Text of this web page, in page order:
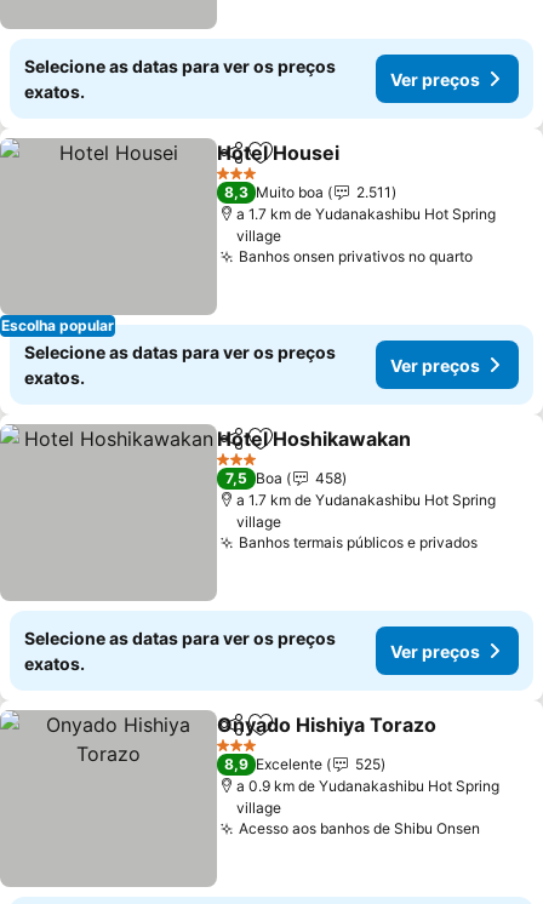
Selecione as datas para ver os preços
exatos.
Ver preços
Escolha popular
PartilharAdicionar aos favoritos
Hotel Housei
3 Estrelas
8,3 Muito boa
2.511
a 1.7 km de Yudanakashibu Hot Spring
village
Banhos onsen privativos no quartoVer
Selecione as datas para ver os preços
exatos.
Ver preços
PartilharAdicionar aos favoritos
Hotel Hoshikawakan
3 Estrelas
7,5 Boa
458
a 1.7 km de Yudanakashibu Hot Spring
village
Banhos termais públicos e privadosVer
Selecione as datas para ver os preços
exatos.
Ver preços
PartilharAdicionar aos favoritos
Onyado Hishiya Torazo
3 Estrelas
8,9 Excelente
525
a 0.9 km de Yudanakashibu Hot Spring
village
Acesso aos banhos de Shibu Onsen